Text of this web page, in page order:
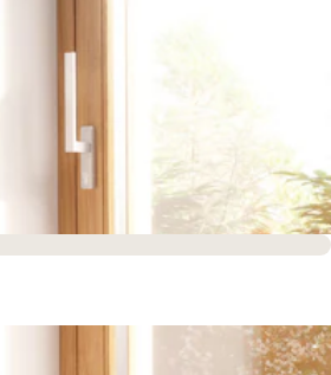
Sofort versandfertig